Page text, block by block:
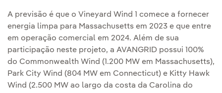
A previsão é que o Vineyard Wind 1 comece a fornecer
energia limpa para Massachusetts em 2023 e que entre
em operação comercial em 2024. Além de sua
participação neste projeto, a AVANGRID possui 100%
do Commonwealth Wind (1.200 MW em Massachusetts),
Park City Wind (804 MW em Connecticut) e Kitty Hawk
Wind (2.500 MW ao largo da costa da Carolina do